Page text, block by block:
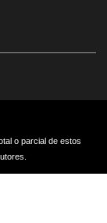
o parcial de estos